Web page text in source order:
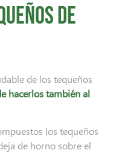
de
de los tequeños
hacerlos también al
los tequeños
de horno sobre el